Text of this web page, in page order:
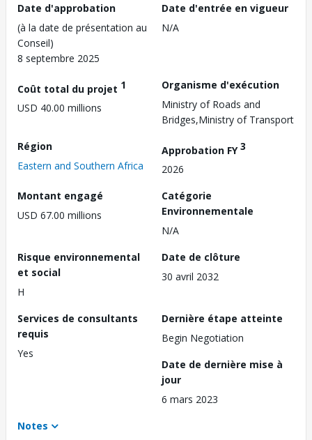
Date d'approbation
(à la date de présentation au
Conseil)
8 septembre 2025
Date d'entrée en vigueur
N/A
Coût total du projet 1
USD 40.00 millions
Organisme d'exécution
Ministry of Roads and
Bridges,Ministry of Transport
Région
Eastern and Southern Africa
Approbation FY3
2026
Montant engagé
USD 67.00 millions
Catégorie
Environnementale
N/A
Risque environnemental
et social
H
Date de clôture
30 avril 2032
Services de consultants
requis
Yes
Dernière étape atteinte
Begin Negotiation
Date de dernière mise à
jour
6 mars 2023
Notes